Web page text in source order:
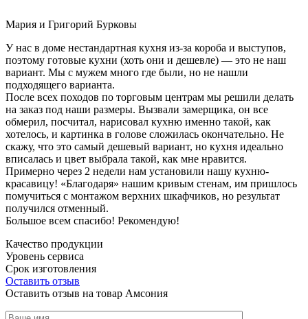
Мария и Григорий Бурковы
У нас в доме нестандартная кухня из-за короба и выступов,
поэтому готовые кухни (хоть они и дешевле) — это не наш
вариант. Мы с мужем много где были, но не нашли
подходящего варианта.
После всех походов по торговым центрам мы решили делать
на заказ под наши размеры. Вызвали замерщика, он все
обмерил, посчитал, нарисовал кухню именно такой, как
хотелось, и картинка в голове сложилась окончательно. Не
скажу, что это самый дешевый вариант, но кухня идеально
вписалась и цвет выбрала такой, как мне нравится.
Примерно через 2 недели нам установили нашу кухню-
красавицу! «Благодаря» нашим кривым стенам, им пришлось
помучиться с монтажом верхних шкафчиков, но результат
получился отменный.
Большое всем спасибо! Рекомендую!
Качество продукции
Уровень сервиса
Срок изготовления
Оставить отзыв
Оставить отзыв на товар Амсония